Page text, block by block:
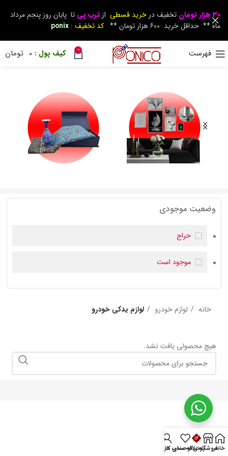
فهرست 0
0 تومان
وضعیت موجودی
حراج
موجود است
خانه لوازم خودرو لوازم یدکی خودرو
هیچ محصولی یافت نشد.
30 هزار تومان تخفیف در خرید قسطی از ترب پی تا پایان روز پنجم مرداد
ماه ** حداقل خرید 600 هزار تومان **
کد تخفیف : ponix
خانهفروشگاهپونی‌کو
علاقه مندی ها
حساب کاربری من